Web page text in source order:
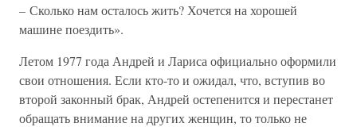
– Сколько нам осталось жить? Хочется на хорошей
машине поездить».
Летом 1977 года Андрей и Лариса официально оформили
свои отношения. Если кто-то и ожидал, что, вступив во
второй законный брак, Андрей остепенится и перестанет
обращать внимание на других женщин, то только не